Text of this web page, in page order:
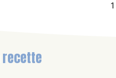
recette